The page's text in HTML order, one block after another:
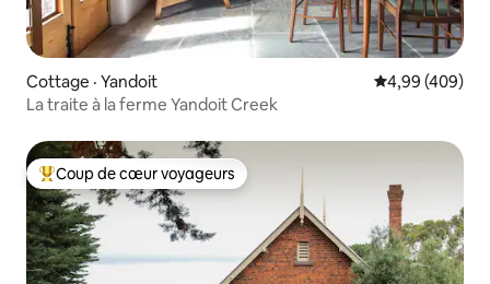
Cottage · Yandoit Note
4,99 (409)
La traite à la ferme Yandoit Creek
Coup de cœur voyageurs parmi les plus aimés
Coup de cœur voyageurs